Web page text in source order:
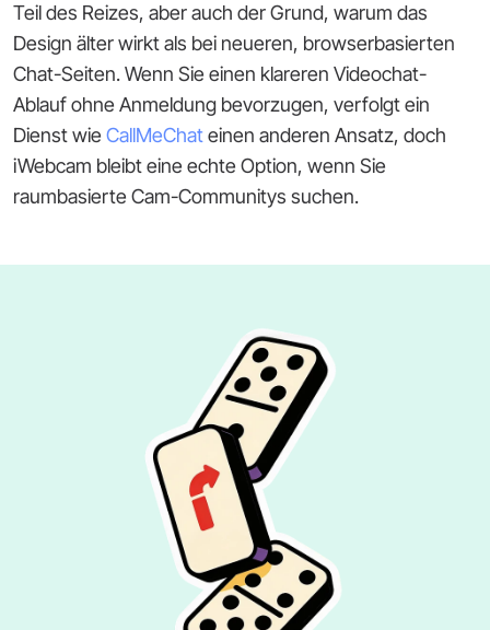
Teil des Reizes, aber auch der Grund, warum das
Design älter wirkt als bei neueren, browserbasierten
Chat-Seiten. Wenn Sie einen klareren Videochat-
Ablauf ohne Anmeldung bevorzugen, verfolgt ein
Dienst wie CallMeChateinen anderen Ansatz, doch
iWebcam bleibt eine echte Option, wenn Sie
raumbasierte Cam-Communitys suchen.